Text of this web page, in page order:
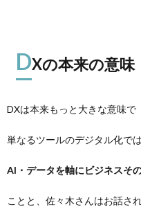
DXの本来の意味
DXは本来もっと大きな意味で
単なるツールのデジタル化で
AI・データを軸にビジネスそ
ことと、佐々木さんはお話さ